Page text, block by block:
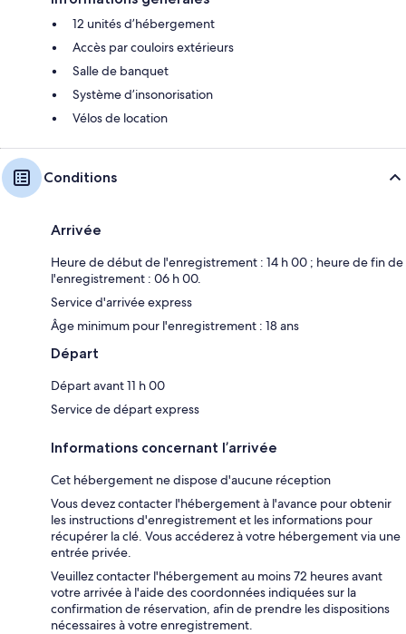
12 unités d’hébergement
Accès par couloirs extérieurs
Salle de banquet
Système d’insonorisation
Vélos de location
Conditions
Arrivée
Heure de début de l'enregistrement : 14 h 00 ; heure de fin de
l'enregistrement : 06 h 00.
Service d'arrivée express
Âge minimum pour l'enregistrement : 18 ans
Départ
Départ avant 11 h 00
Service de départ express
Informations concernant l’arrivée
Cet hébergement ne dispose d'aucune réception
Vous devez contacter l'hébergement à l'avance pour obtenir
les instructions d'enregistrement et les informations pour
récupérer la clé. Vous accéderez à votre hébergement via une
entrée privée.
Veuillez contacter l'hébergement au moins 72 heures avant
votre arrivée à l'aide des coordonnées indiquées sur la
confirmation de réservation, afin de prendre les dispositions
nécessaires à votre enregistrement.